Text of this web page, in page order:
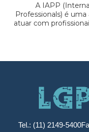
A IAPP
Professionals) é
atuar com
Tel.: (11) 2149-5400